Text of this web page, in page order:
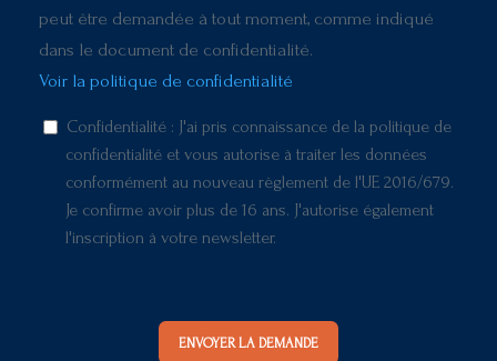
peut être demandée à tout moment, comme indiqué
dans le document de confidentialité.
Voir la politique de confidentialité
Confidentialité : J'ai pris connaissance de la politique de
confidentialité et vous autorise à traiter les données
conformément au nouveau règlement de l'UE 2016/679.
Je confirme avoir plus de 16 ans. J'autorise également
l'inscription à votre newsletter.
ENVOYER LA DEMANDE